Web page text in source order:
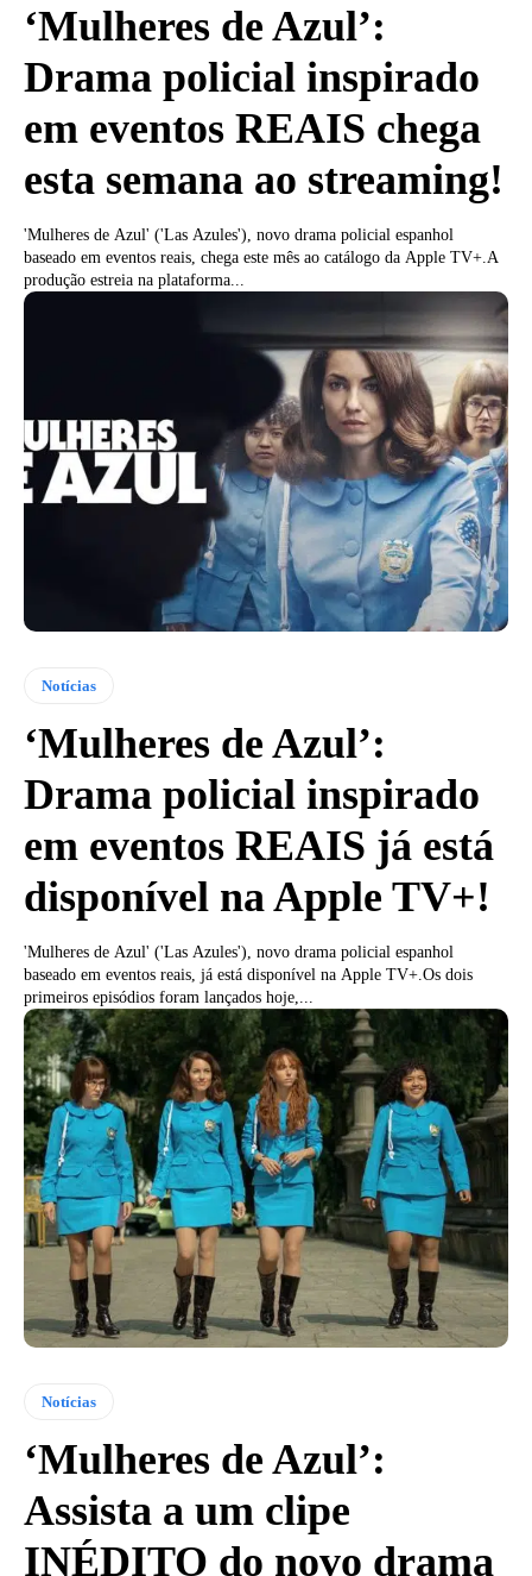
‘Mulheres de Azul’:
Drama policial inspirado
em eventos REAIS chega
esta semana ao streaming!
'Mulheres de Azul' ('Las Azules'), novo drama policial espanhol
baseado em eventos reais, chega este mês ao catálogo da Apple TV+.A
produção estreia na plataforma...
Notícias
‘Mulheres de Azul’:
Drama policial inspirado
em eventos REAIS já está
disponível na Apple TV+!
'Mulheres de Azul' ('Las Azules'), novo drama policial espanhol
baseado em eventos reais, já está disponível na Apple TV+.Os dois
primeiros episódios foram lançados hoje,...
Notícias
‘Mulheres de Azul’:
Assista a um clipe
INÉDITO do novo drama